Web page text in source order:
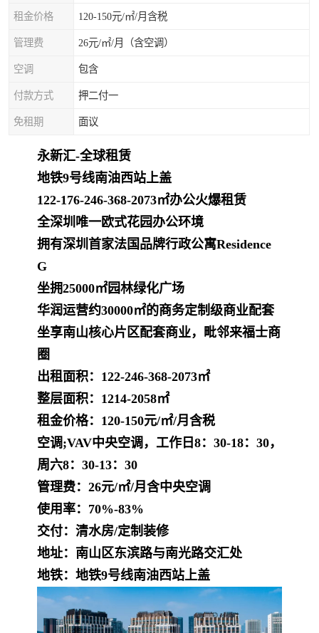
租金价格 120-150元/㎡/月含税
管理费 26元/㎡/月（含空调）
空调 包含
付款方式 押二付一
免租期 面议
永新汇-全球租赁
地铁9号线南油西站上盖
122-176-246-368-2073㎡办公火爆租赁
全深圳唯一欧式花园办公环境
拥有深圳首家法国品牌行政公寓Residence
G
坐拥25000㎡园林绿化广场
华润运营约30000㎡的商务定制级商业配套
坐享南山核心片区配套商业，毗邻来福士商
圈
出租面积：122-246-368-2073㎡
整层面积：1214-2058㎡
租金价格：120-150元/㎡/月含税
空调;VAV中央空调， 工作日8：30-18：30，
周六8：30-13：30
管理费：26元/㎡/月含中央空调
使用率：70%-83%
交付：清水房/定制装修
地址：南山区东滨路与南光路交汇处
地铁：地铁9号线南油西站上盖
龙华观澜